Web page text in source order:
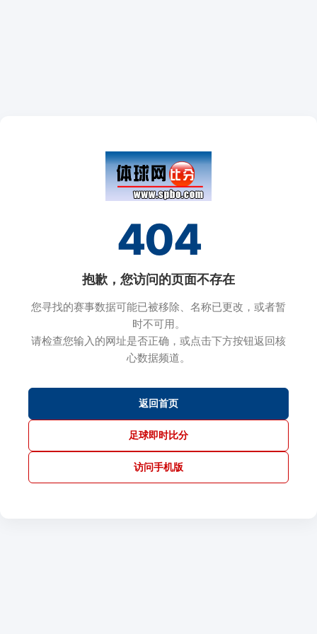
404
抱歉，您访问的页面不存在
您寻找的赛事数据可能已被移除、名称已更改，或者暂
时不可用。
请检查您输入的网址是否正确，或点击下方按钮返回核
心数据频道。
返回首页
足球即时比分
访问手机版